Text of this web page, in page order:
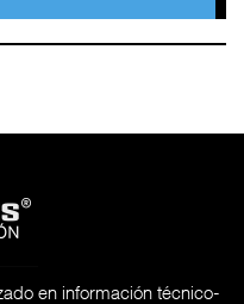
en información técnico-